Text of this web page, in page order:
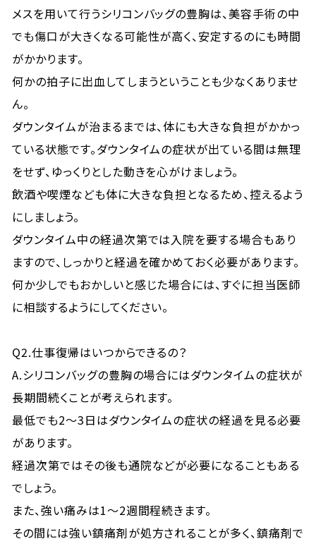
メスを用いて行うシリコンバッグの豊胸は、美容手術の中
でも傷口が大きくなる可能性が高く、安定するのにも時間
がかかります。
何かの拍子に出血してしまうということも少なくありませ
ん。
ダウンタイムが治まるまでは、体にも大きな負担がかかっ
ている状態です。ダウンタイムの症状が出ている間は無理
をせず、ゆっくりとした動きを心がけましょう。
飲酒や喫煙なども体に大きな負担となるため、控えるよう
にしましょう。
ダウンタイム中の経過次第では入院を要する場合もあり
ますので、しっかりと経過を確かめておく必要があります。
何か少しでもおかしいと感じた場合には、すぐに担当医師
に相談するようにしてください。
Q2.仕事復帰はいつからできるの？
A.シリコンバッグの豊胸の場合にはダウンタイムの症状が
長期間続くことが考えられます。
最低でも2～3日はダウンタイムの症状の経過を見る必要
があります。
経過次第ではその後も通院などが必要になることもある
でしょう。
また、強い痛みは1～2週間程続きます。
その間には強い鎮痛剤が処方されることが多く、鎮痛剤で